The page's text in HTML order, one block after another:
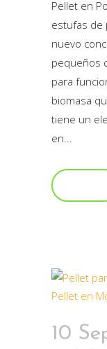
Pellet en
estufas de
nuevo
pequeños
para
biomasa
tiene un
en...
10